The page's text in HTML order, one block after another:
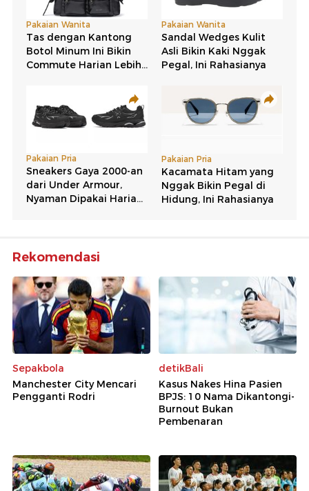
Rekomendasi
Sepakbola
Manchester City Mencari
Pengganti Rodri
detikBali
Kasus Nakes Hina Pasien
BPJS: 10 Nama Dikantongi-
Burnout Bukan
Pembenaran